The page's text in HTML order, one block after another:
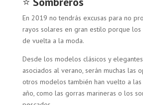
En 2019 no tendrás excusas para no
rayos solares en gran estilo porque los
de vuelta a la moda.
Desde los modelos clásicos y
asociados al verano, serán muchas las
otros modelos también han vuelto a
año, como las gorras marineras o los